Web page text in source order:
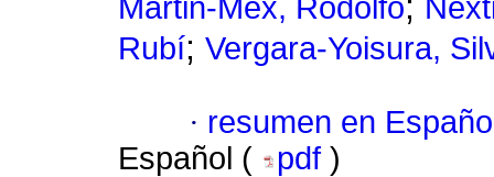
Martin-Mex, Rodolfo
Rubí; Vergara-Yoisura,
· resumen en
Español (
pdf )